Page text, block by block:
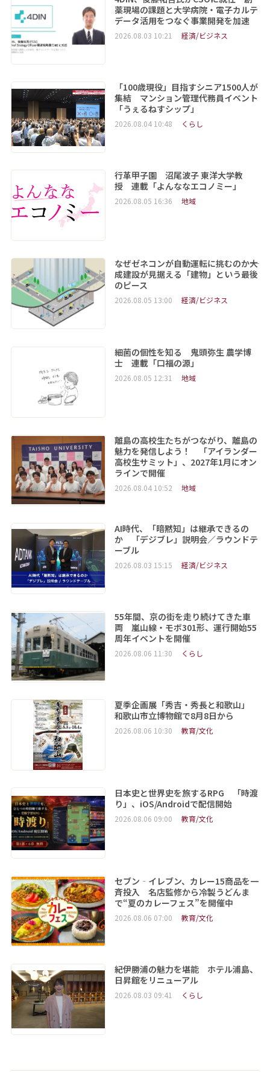
薬現場の課題と大学病院・電子カルテ
データ活用をつなぐ事業開発を加速
2026.08.03 10:21 経済/ビジネス
「100歳現役」目指すシニア1500人が
集結 マンション管理代務員イベント
「うぇるねすシップ」
2026.08.04 10:48 くらし
行革甲子園 沼尾波子 東洋大学教
授 連載「よんななエコノミー」
2026.08.05 16:36 地域
なぜゼネコンが自動運転に挑むのか――大
成建設が見据える「建物」という最後
のピース
2026.08.05 13:00 経済/ビジネス
細菌の個性を知る 鬼頭弥生 農学博
士 連載「口福の源」
2026.08.05 12:31 地域
離島の高校生たちがつながり、離島の
魅力を発信しよう！ 「アイランダー
高校生サミット」、2027年1月にオン
ラインで開催
2026.08.04 10:52 地域
AI時代、「暗黙知」は継承できるの
か 「デジブレ」説明会／ラウンドテ
ーブル
2026.08.03 15:15 経済/ビジネス
55年間、京の街を走り続けてきた車
両 嵐山線・モボ301形、運行開始55
周年イベントを開催
2026.08.06 11:30 くらし
夏季企画展「秀吉・秀長と和歌山」
和歌山市立博物館で8月8日から
2026.08.06 10:30 教育/文化
日本史と世界史を旅するRPG 「時渡
り」、iOS/Androidで配信開始
2026.08.06 09:00 教育/文化
セブン‐イレブン、カレー15商品を一
斉投入 名店監修から冷製うどんま
で“夏のカレーフェス”を開催中
2026.08.06 07:00 教育/文化
紀伊勝浦の魅力を堪能 ホテル浦島、
日昇館をリニューアル
2026.08.03 09:41 くらし